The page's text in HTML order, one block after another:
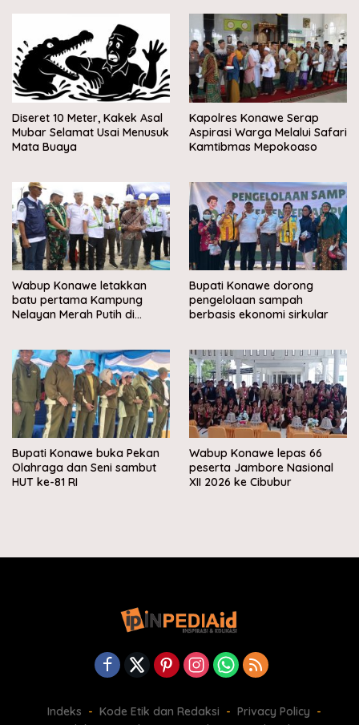
Diseret 10 Meter, Kakek Asal
Mubar Selamat Usai Menusuk
Mata Buaya
Kapolres Konawe Serap
Aspirasi Warga Melalui Safari
Kamtibmas Mepokoaso
Wabup Konawe letakkan
batu pertama Kampung
Nelayan Merah Putih di
Bupati Konawe dorong
pengelolaan sampah
berbasis ekonomi sirkular
Bupati Konawe buka Pekan
Olahraga dan Seni sambut
HUT ke-81 RI
Wabup Konawe lepas 66
peserta Jambore Nasional
XII 2026 ke Cibubur
Indeks Kode Etik dan Redaksi
Privacy Policy